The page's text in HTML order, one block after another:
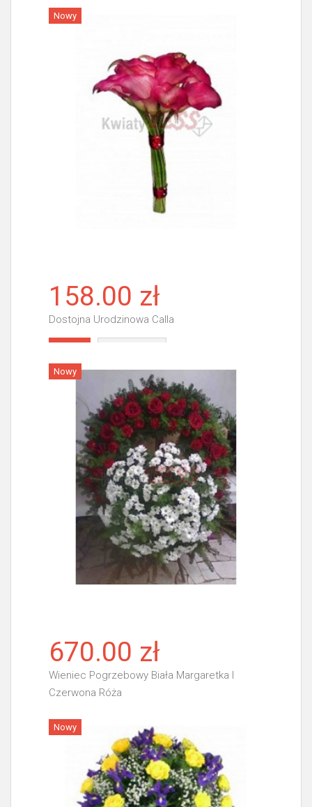
Nowy
158.00 zł
Dostojna Urodzinowa Calla
Nowy
670.00 zł
Wieniec Pogrzebowy Biała Margaretka I
Czerwona Róża
Więcej
Nowy